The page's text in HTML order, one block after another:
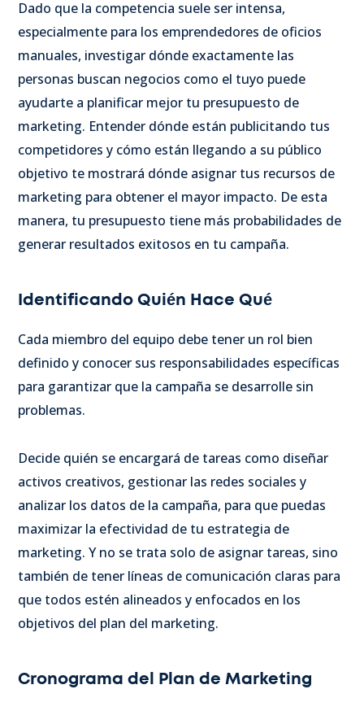
Dado que la competencia suele ser intensa,
especialmente para los emprendedores de oficios
manuales, investigar dónde exactamente las
personas buscan negocios como el tuyo puede
ayudarte a planificar mejor tu presupuesto de
marketing. Entender dónde están publicitando tus
competidores y cómo están llegando a su público
objetivo te mostrará dónde asignar tus recursos de
marketing para obtener el mayor impacto. De esta
manera, tu presupuesto tiene más probabilidades de
generar resultados exitosos en tu campaña.
Identificando Quién Hace Qué
Cada miembro del equipo debe tener un rol bien
definido y conocer sus responsabilidades específicas
para garantizar que la campaña se desarrolle sin
problemas.
Decide quién se encargará de tareas como diseñar
activos creativos, gestionar las redes sociales y
analizar los datos de la campaña, para que puedas
maximizar la efectividad de tu estrategia de
marketing. Y no se trata solo de asignar tareas, sino
también de tener líneas de comunicación claras para
que todos estén alineados y enfocados en los
objetivos del plan del marketing.
Cronograma del Plan de Marketing